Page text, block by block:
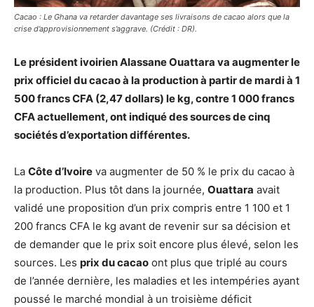
Cacao : Le Ghana va retarder davantage ses livraisons de cacao alors que la
crise d’approvisionnement s’aggrave. (Crédit : DR).
Le président ivoirien Alassane Ouattara va augmenter le
prix officiel du cacao à la production à partir de mardi à 1
500 francs CFA (2,47 dollars) le kg, contre 1 000 francs
CFA actuellement, ont indiqué des sources de cinq
sociétés d’exportation différentes.
La Côte d’Ivoire va augmenter de 50 % le prix du cacao à
la production. Plus tôt dans la journée, Ouattara avait
validé une proposition d’un prix compris entre 1 100 et 1
200 francs CFA le kg avant de revenir sur sa décision et
de demander que le prix soit encore plus élevé, selon les
sources. Les prix du cacao ont plus que triplé au cours
de l’année dernière, les maladies et les intempéries ayant
poussé le marché mondial à un troisième déficit